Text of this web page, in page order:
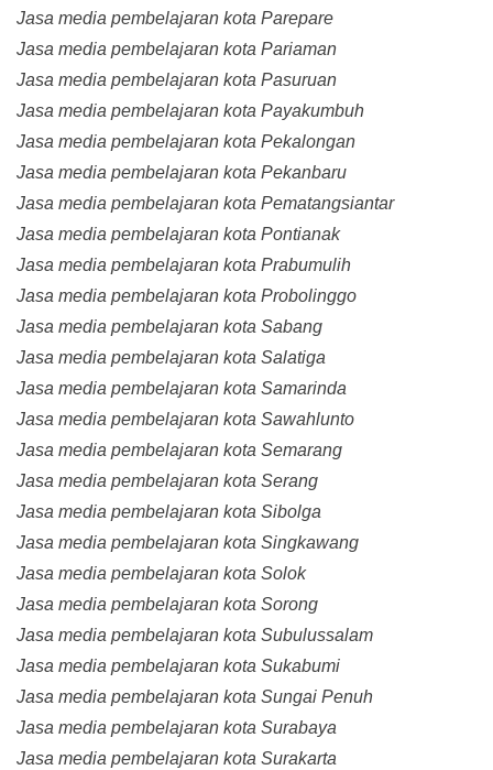
Jasa media pembelajaran kota Parepare
Jasa media pembelajaran kota Pariaman
Jasa media pembelajaran kota Pasuruan
Jasa media pembelajaran kota Payakumbuh
Jasa media pembelajaran kota Pekalongan
Jasa media pembelajaran kota Pekanbaru
Jasa media pembelajaran kota Pematangsiantar
Jasa media pembelajaran kota Pontianak
Jasa media pembelajaran kota Prabumulih
Jasa media pembelajaran kota Probolinggo
Jasa media pembelajaran kota Sabang
Jasa media pembelajaran kota Salatiga
Jasa media pembelajaran kota Samarinda
Jasa media pembelajaran kota Sawahlunto
Jasa media pembelajaran kota Semarang
Jasa media pembelajaran kota Serang
Jasa media pembelajaran kota Sibolga
Jasa media pembelajaran kota Singkawang
Jasa media pembelajaran kota Solok
Jasa media pembelajaran kota Sorong
Jasa media pembelajaran kota Subulussalam
Jasa media pembelajaran kota Sukabumi
Jasa media pembelajaran kota Sungai Penuh
Jasa media pembelajaran kota Surabaya
Jasa media pembelajaran kota Surakarta